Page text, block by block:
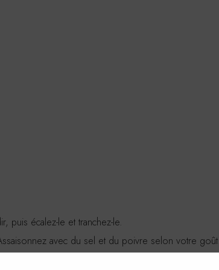
puis écalez-le et tranchez-le.
avec du sel et du poivre selon votre